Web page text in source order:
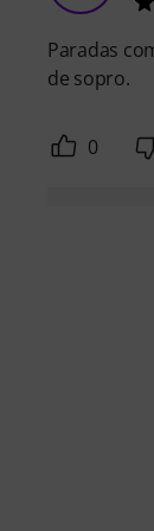
Paradas
de sopro.
0